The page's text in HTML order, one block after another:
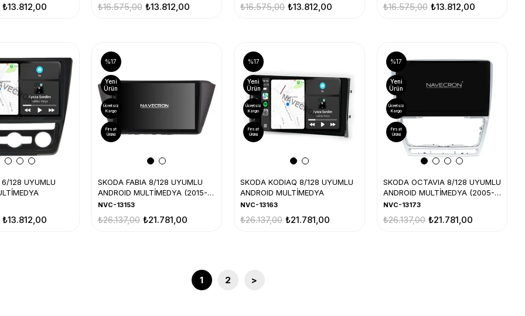
₺13.812,00 ₺13.812,00
₺16.575,00 ₺13.812,00
₺16.575,00 ₺13.812,00
₺16.575,00
128 UYUMLU
₺13.812,00
SKODA FABIA 8/128 UYUMLU
ANDROID MULTİMEDYA (2015-
21)
NVC-13153
₺21.781,00
₺26.137,00
%17
Yeni
Ürün
Ücretsiz
Kargo
Fırsat
Ürünü
SKODA KODIAQ 8/128 UYUMLU
ANDROID MULTİMEDYA
NVC-13163
₺21.781,00
₺26.137,00
%17
Yeni
Ürün
Ücretsiz
Kargo
Fırsat
Ürünü
SKODA OCTAVIA 8/128 UYUMLU
ANDROID MULTİMEDYA (2005-
12)
NVC-13173
₺21.781,00
₺26.137,00
%17
Yeni
Ürün
Ücretsiz
Kargo
Fırsat
Ürünü
1 2 >